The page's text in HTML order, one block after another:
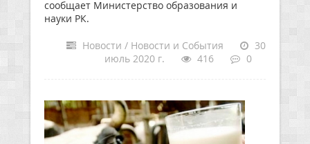
сообщает Министерство образования и
науки РК.
Новости / Новости и События
30
июль 2020 г.
416 0